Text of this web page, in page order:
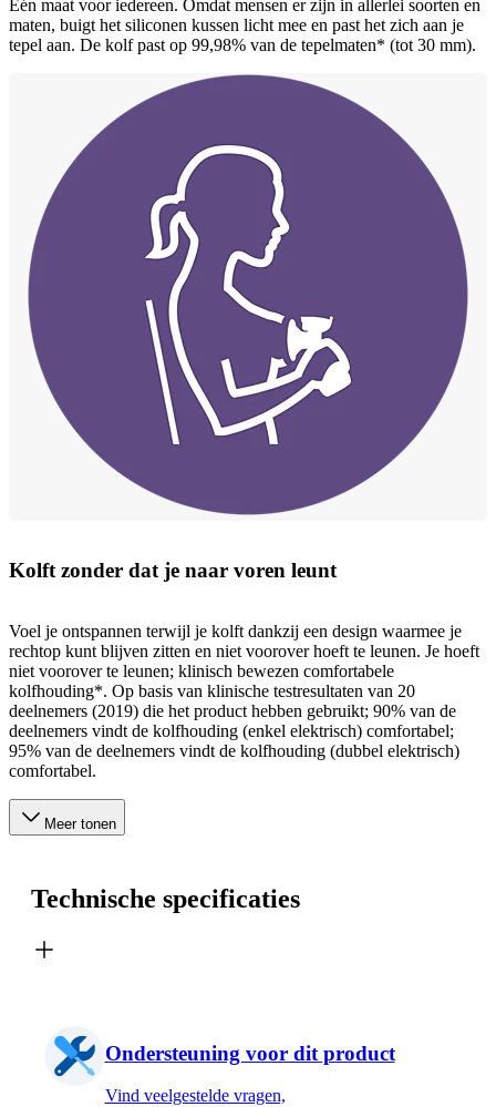
Eén maat voor iedereen. Omdat mensen er zijn in allerlei soorten en
maten, buigt het siliconen kussen licht mee en past het zich aan je
tepel aan. De kolf past op 99,98% van de tepelmaten* (tot 30 mm).
Kolft zonder dat je naar voren leunt
Voel je ontspannen terwijl je kolft dankzij een design waarmee je
rechtop kunt blijven zitten en niet voorover hoeft te leunen. Je hoeft
niet voorover te leunen; klinisch bewezen comfortabele
kolfhouding*. Op basis van klinische testresultaten van 20
deelnemers (2019) die het product hebben gebruikt; 90% van de
deelnemers vindt de kolfhouding (enkel elektrisch) comfortabel;
95% van de deelnemers vindt de kolfhouding (dubbel elektrisch)
comfortabel.
Meer tonen
Technische specificaties
Ondersteuning voor dit product
Vind veelgestelde vragen,